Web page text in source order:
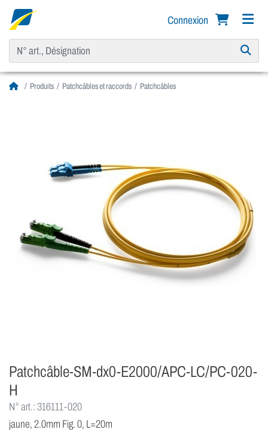
Connexion
Produits Patchcâbles et raccords Patchcâbles
Patchcâble-SM-dx0-E2000/APC-LC/PC-020-
H
N° art.: 316111-020
jaune, 2.0mm Fig. 0, L=20m